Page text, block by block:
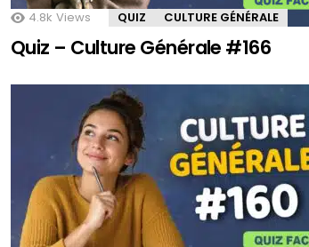
4.8k Views QUIZ CULTURE GÉNÉRALE
Quiz – Culture Générale #166